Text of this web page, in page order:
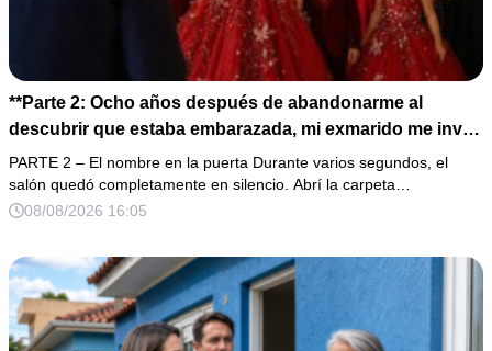
**Parte 2: Ocho años después de abandonarme al
descubrir que estaba embarazada, mi exmarido me invitó
a la cena de Navidad convencido de que podría burlarse
de la mujer a la que creía una fracasada y sin hijos. Lo
que jamás imaginó fue que esa noche sería él quien
PARTE 2 – El nombre en la puerta Durante varios segundos, el
salón quedó completamente en silencio. Abrí la carpeta…
08/08/2026 16:05